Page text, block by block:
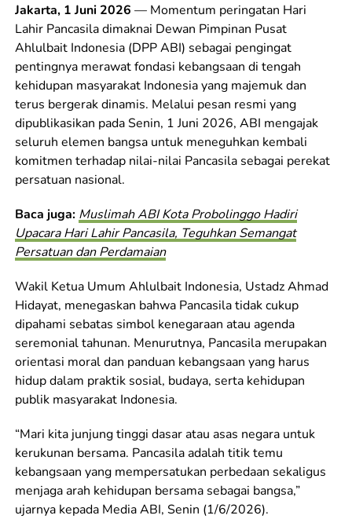
Jakarta, 1 Juni 2026 — Momentum peringatan Hari
Lahir Pancasila dimaknai Dewan Pimpinan Pusat
Ahlulbait Indonesia (DPP ABI) sebagai pengingat
pentingnya merawat fondasi kebangsaan di tengah
kehidupan masyarakat Indonesia yang majemuk dan
terus bergerak dinamis. Melalui pesan resmi yang
dipublikasikan pada Senin, 1 Juni 2026, ABI mengajak
seluruh elemen bangsa untuk meneguhkan kembali
komitmen terhadap nilai-nilai Pancasila sebagai perekat
persatuan nasional.
Baca juga: Muslimah ABI Kota Probolinggo Hadiri
Upacara Hari Lahir Pancasila, Teguhkan Semangat
Persatuan dan Perdamaian
Wakil Ketua Umum Ahlulbait Indonesia, Ustadz Ahmad
Hidayat, menegaskan bahwa Pancasila tidak cukup
dipahami sebatas simbol kenegaraan atau agenda
seremonial tahunan. Menurutnya, Pancasila merupakan
orientasi moral dan panduan kebangsaan yang harus
hidup dalam praktik sosial, budaya, serta kehidupan
publik masyarakat Indonesia.
“Mari kita junjung tinggi dasar atau asas negara untuk
kerukunan bersama. Pancasila adalah titik temu
kebangsaan yang mempersatukan perbedaan sekaligus
menjaga arah kehidupan bersama sebagai bangsa,”
ujarnya kepada Media ABI, Senin (1/6/2026).